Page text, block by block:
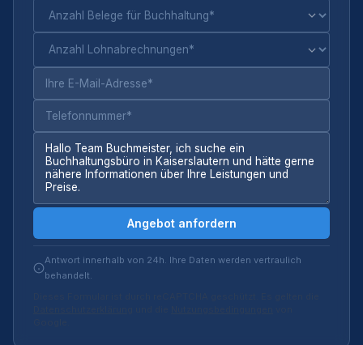
Angebot anfordern
Antwort innerhalb von 24h. Ihre Daten werden vertraulich
behandelt.